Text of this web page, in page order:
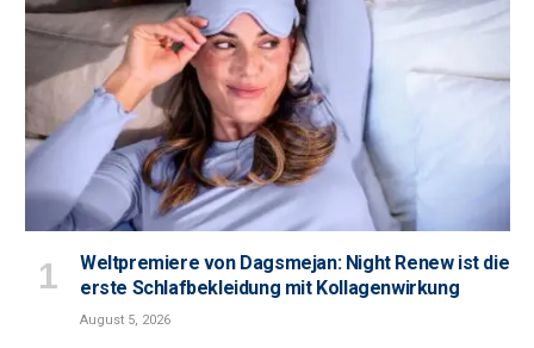
Weltpremiere von Dagsmejan: Night Renew ist die
erste Schlafbekleidung mit Kollagenwirkung
August 5, 2026